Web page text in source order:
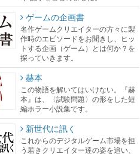
ゲームの企画書
名作ゲームクリエイターの方々に製
作時のエピソードをお聞きし、ヒッ
トする企画（ゲーム）とは何か？を
探っていきます。
赫本
この物語を解いてはいけない。『赫
本』は、〈試験問題〉の形をした短
編ホラー小説集です。
新世代に訊く
これからのデジタルゲーム市場を担
う若きクリエイター達の姿を追い、